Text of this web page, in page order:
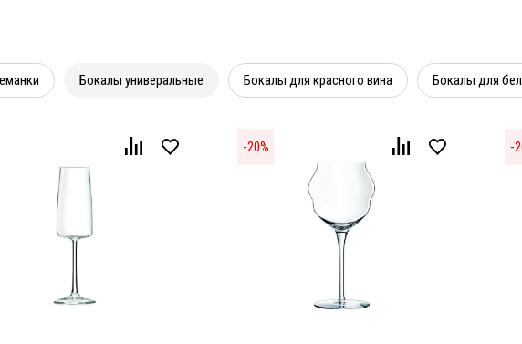
Бокалы универальные Бокалы для красного вина Бокалы для
-20% -